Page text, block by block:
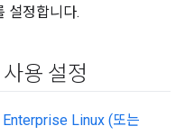
설정합니다.
용 설정
Linux (또는